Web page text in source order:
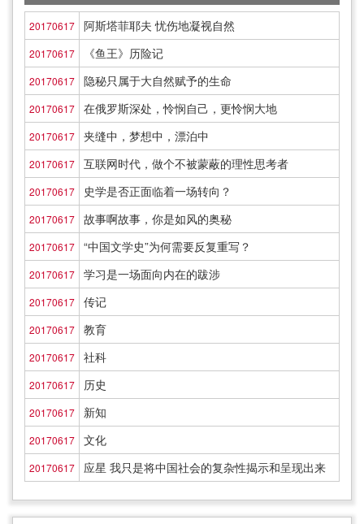
20170617 阿斯塔菲耶夫 忧伤地凝视自然
20170617 《鱼王》历险记
20170617 隐秘只属于大自然赋予的生命
20170617 在俄罗斯深处，怜悯自己，更怜悯大地
20170617 夹缝中，梦想中，漂泊中
20170617 互联网时代，做个不被蒙蔽的理性思考者
20170617 史学是否正面临着一场转向？
20170617 故事啊故事，你是如风的奥秘
20170617 “中国文学史”为何需要反复重写？
20170617 学习是一场面向内在的跋涉
20170617 传记
20170617 教育
20170617 社科
20170617 历史
20170617 新知
20170617 文化
20170617 应星 我只是将中国社会的复杂性揭示和呈现出来